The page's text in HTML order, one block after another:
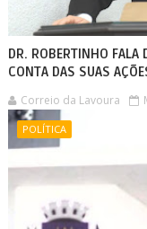
DR. ROBERTINHO
CONTA DAS SUAS
Correio da Lavoura
POLÍTICA